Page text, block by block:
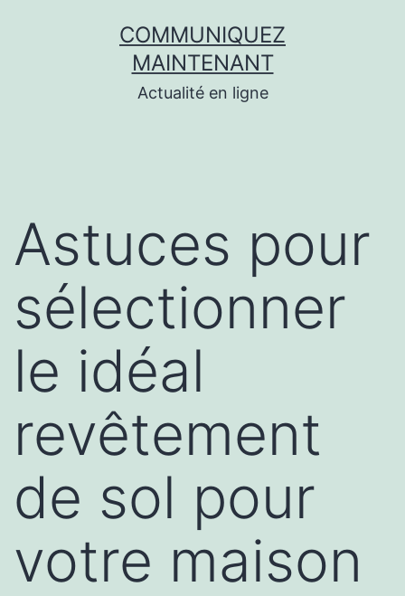
COMMUNIQUEZ
MAINTENANT
Actualité en ligne
Astuces pour
sélectionner
le idéal
revêtement
de sol pour
votre maison